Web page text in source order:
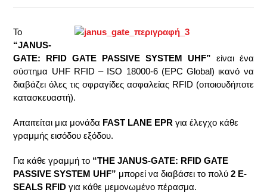
Το
“JANUS-
GATE: RFID GATE PASSIVE SYSTEM UHF” είναι ένα
σύστημα UHF RFID – ISO 18000-6 (EPC Global) ικανό να
διαβάζει όλες τις σφραγίδες ασφαλείας RFID (οποιουδήποτε
κατασκευαστή).
Απαιτείται μια μονάδα FAST LANE EPR για έλεγχο κάθε
γραμμής εισόδου εξόδου.
Για κάθε γραμμή το “THE JANUS-GATE: RFID GATE
PASSIVE SYSTEM UHF” μπορεί να διαβάσει το πολύ2 E-
SEALS RFID για κάθε μεμονωμένο πέρασμα.